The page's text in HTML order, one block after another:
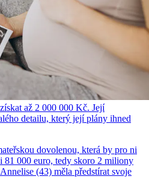
až 2 000 000 Kč. Její
detailu, který její plány ihned
dovolenou, která by pro ni
81 000 euro, tedy skoro 2 miliony
(43) měla předstírat svoje